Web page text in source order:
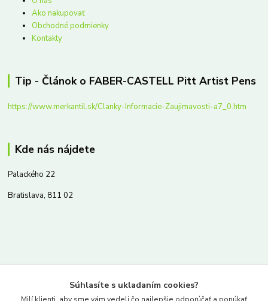
Ako nakupovať
Obchodné podmienky
Kontakty
Tip - Článok o FABER-CASTELL Pitt Artist Pens
https://www.merkantil.sk/Clanky-Informacie-Zaujimavosti-a7_0.htm
Kde nás nájdete
Palackého 22
Bratislava, 811 02
www.merkantil.sk
Súhlasíte s ukladaním cookies?